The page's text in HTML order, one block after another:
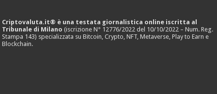
Criptovaluta.it® è una testata giornalistica online iscritta al
Tribunale di Milano (iscrizione N° 12776/2022 del 10/10/2022 – Num. Reg.
Stampa 143) specializzata su Bitcoin, Crypto, NFT, Metaverse, Play to Earn e
Blockchain.